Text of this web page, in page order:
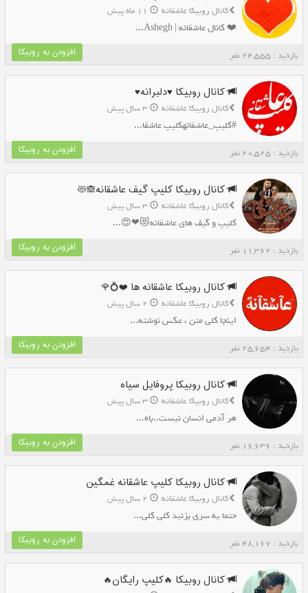
کانال روبیکا عاشقانه 11 ماه پیش
❤️ کانال عاشقانه | Ashegh...
بازدید : 24,555 نفر افزودن به روبیکا
کانال روبیکا ♥️دلبرانه♥️
کانال روبیکا عاشقانه 3 سال پیش
#کلیپ_عاشقانهکلیپ عاشقا...
بازدید : 20,525 نفر افزودن به روبیکا
کانال روبیکا کلیپ گیف عاشقانه🙈😻
کانال روبیکا عاشقانه 3 سال پیش
کلیپ و گیف های عاشقانه😻❤😍...
بازدید : 11,362 نفر افزودن به روبیکا
کانال روبیکا عاشقانه ها ❤️💍🌹
کانال روبیکا عاشقانه 2 سال پیش
اینجا کلی متن ، عکس نوشته...
بازدید : 25,654 نفر افزودن به روبیکا
کانال روبیکا پروفایل سیاه
کانال روبیکا عاشقانه 3 سال پیش
هر آدمی انسان نیست..باه...
بازدید : 16,636 نفر افزودن به روبیکا
کانال روبیکا کلیپ عاشقانه غمگین
کانال روبیکا عاشقانه 2 سال پیش
حتما یه سری بزنید کلی کلی...
بازدید : 48,167 نفر افزودن به روبیکا
کانال روبیکا 🔥کلیپ رایگان🔥